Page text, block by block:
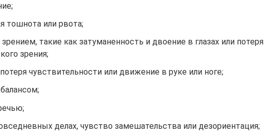
тошнота или рвота;
такие как затуманенность и двоение в глазах или потеря
зрения;
чувствительности или движение в руке или ноге;
делах, чувство замешательства или дезориентация;